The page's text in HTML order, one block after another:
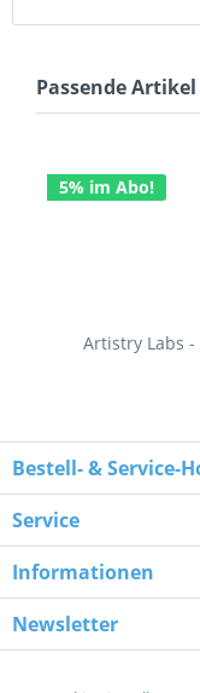
Passende Artikel
5% im Abo!
Artistry Labs
Bestell- & Service-
Service
Informationen
Newsletter